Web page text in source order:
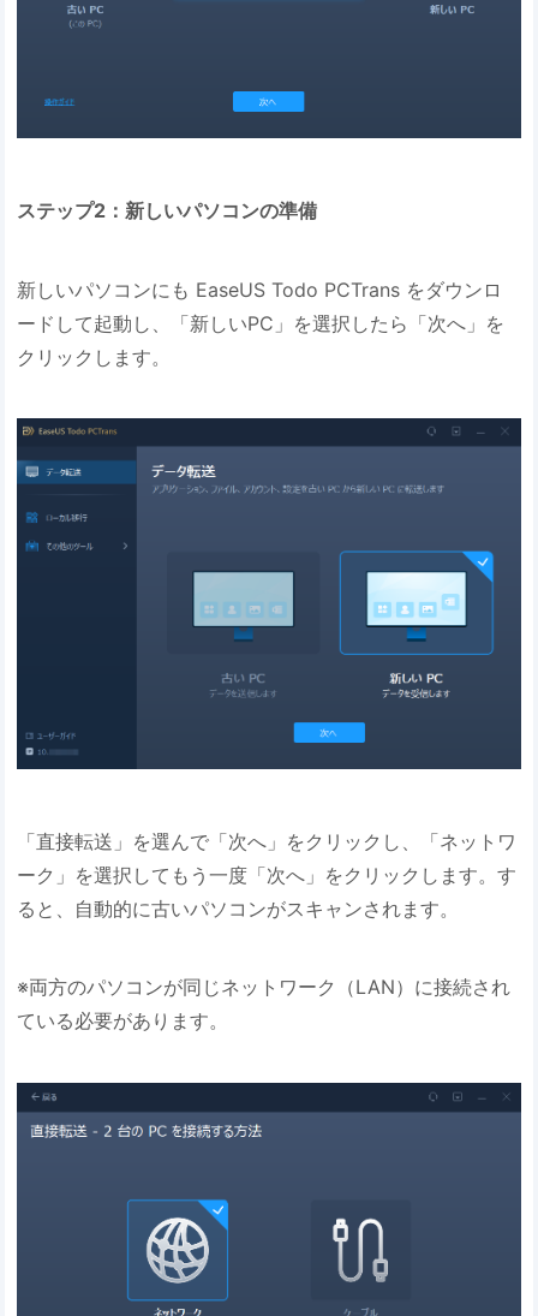
ステップ2：新しいパソコンの準備
新しいパソコンにも EaseUS Todo PCTrans をダウンロ
ードして起動し、「新しいPC」を選択したら「次へ」を
クリックします。
「直接転送」を選んで「次へ」をクリックし、「ネットワ
ーク」を選択してもう一度「次へ」をクリックします。す
ると、自動的に古いパソコンがスキャンされます。
※両方のパソコンが同じネットワーク（LAN）に接続され
ている必要があります。